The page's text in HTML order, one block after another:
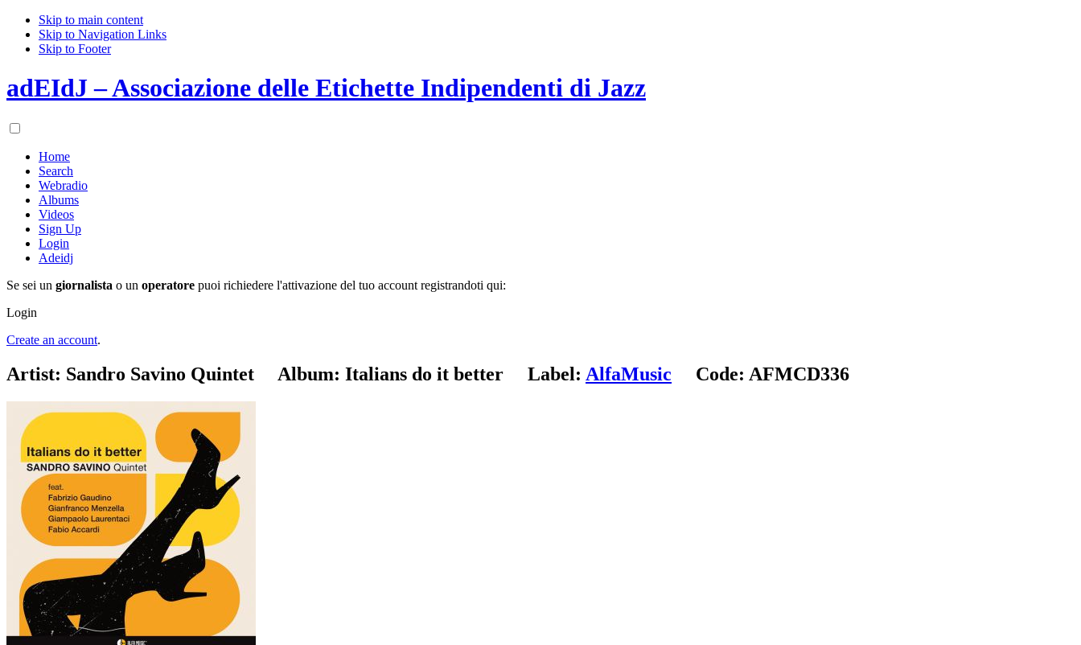
Skip to main content
Skip to Navigation Links
Skip to Footer
adEIdJ – Associazione delle Etichette Indipendenti di Jazz
Home
Search
Webradio
Albums
Videos
Sign Up
Login
Adeidj
Se sei un giornalista o un operatore puoi richiedere l'attivazione del tuo account registrandoti qui:
Login
Create an account.
Artist: Sandro Savino Quintet Album: Italians do it better Label: AlfaMusic Code: AFMCD336